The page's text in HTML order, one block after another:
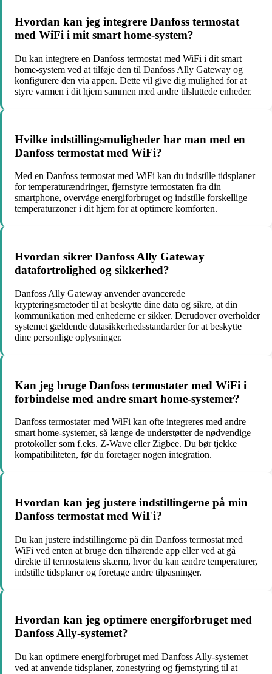
Hvordan kan jeg integrere Danfoss termostat
med WiFi i mit smart home-system?
Du kan integrere en Danfoss termostat med WiFi i dit smart
home-system ved at tilføje den til Danfoss Ally Gateway og
konfigurere den via appen. Dette vil give dig mulighed for at
styre varmen i dit hjem sammen med andre tilsluttede enheder.
Hvilke indstillingsmuligheder har man med en
Danfoss termostat med WiFi?
Med en Danfoss termostat med WiFi kan du indstille tidsplaner
for temperaturændringer, fjernstyre termostaten fra din
smartphone, overvåge energiforbruget og indstille forskellige
temperaturzoner i dit hjem for at optimere komforten.
Hvordan sikrer Danfoss Ally Gateway
datafortrolighed og sikkerhed?
Danfoss Ally Gateway anvender avancerede
krypteringsmetoder til at beskytte dine data og sikre, at din
kommunikation med enhederne er sikker. Derudover overholder
systemet gældende datasikkerhedsstandarder for at beskytte
dine personlige oplysninger.
Kan jeg bruge Danfoss termostater med WiFi i
forbindelse med andre smart home-systemer?
Danfoss termostater med WiFi kan ofte integreres med andre
smart home-systemer, så længe de understøtter de nødvendige
protokoller som f.eks. Z-Wave eller Zigbee. Du bør tjekke
kompatibiliteten, før du foretager nogen integration.
Hvordan kan jeg justere indstillingerne på min
Danfoss termostat med WiFi?
Du kan justere indstillingerne på din Danfoss termostat med
WiFi ved enten at bruge den tilhørende app eller ved at gå
direkte til termostatens skærm, hvor du kan ændre temperaturer,
indstille tidsplaner og foretage andre tilpasninger.
Hvordan kan jeg optimere energiforbruget med
Danfoss Ally-systemet?
Du kan optimere energiforbruget med Danfoss Ally-systemet
ved at anvende tidsplaner, zonestyring og fjernstyring til at